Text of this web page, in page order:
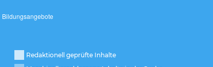
Redaktionell geprüfte Inhalte